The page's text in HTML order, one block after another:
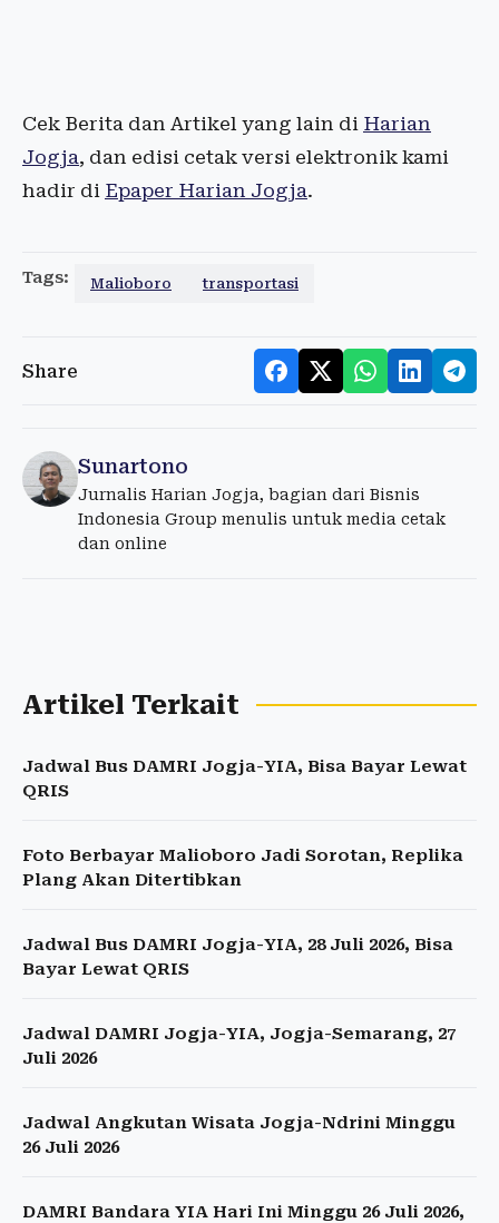
Cek Berita dan Artikel yang lain di Harian
Jogja, dan edisi cetak versi elektronik kami
hadir di Epaper Harian Jogja.
Tags: Malioboro transportasi
Share
Sunartono
Jurnalis Harian Jogja, bagian dari Bisnis
Indonesia Group menulis untuk media cetak
dan online
Artikel Terkait
Jadwal Bus DAMRI Jogja-YIA, Bisa Bayar Lewat
QRIS
Foto Berbayar Malioboro Jadi Sorotan, Replika
Plang Akan Ditertibkan
Jadwal Bus DAMRI Jogja-YIA, 28 Juli 2026, Bisa
Bayar Lewat QRIS
Jadwal DAMRI Jogja-YIA, Jogja-Semarang, 27
Juli 2026
Jadwal Angkutan Wisata Jogja-Ndrini Minggu
26 Juli 2026
DAMRI Bandara YIA Hari Ini Minggu 26 Juli 2026,